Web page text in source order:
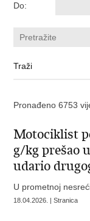
Do:
Pronađeno 6753
Motociklist
g/kg prešao
udario
U prometnoj
18.04.2026. | Stranica